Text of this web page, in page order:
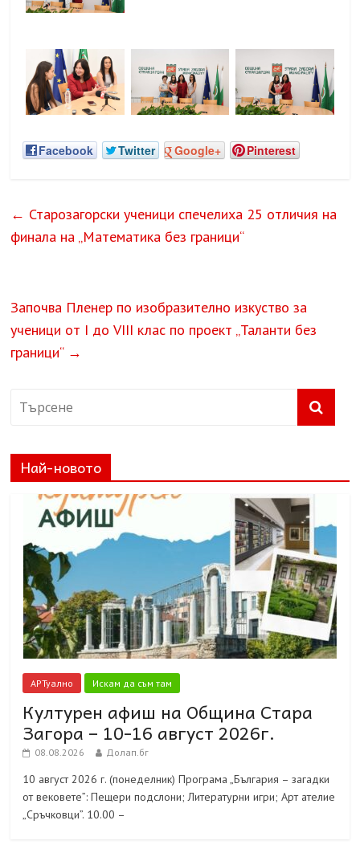
Facebook Twitter Google+ Pinterest
← Старозагорски ученици спечелиха 25 отличия на
финала на „Математика без граници“
Започва Пленер по изобразително изкуство за
ученици от I до VIII клас по проект „Таланти без
граници“ →
Най-новото
АРТуално Искам да съм там
Културен афиш на Община Стара
Загора – 10-16 август 2026г.
08.08.2026 Долап.бг
10 август 2026 г. (понеделник) Програма „България – загадки
от вековете”: Пещери подслони; Литературни игри; Арт ателие
„Сръчковци”. 10.00 –